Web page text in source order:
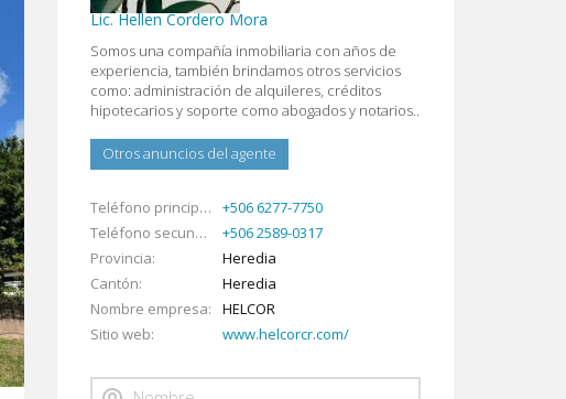
Lic. Hellen Cordero Mora
Somos una compañía inmobiliaria con años de
experiencia, también brindamos otros servicios
como: administración de alquileres, créditos
hipotecarios y soporte como abogados y notarios..
Otros anuncios del agente
Teléfono principal
+506 6277-7750
Teléfono secundario
+506 2589-0317
Provincia
Heredia
Cantón
Heredia
Nombre empresa
HELCOR
Sitio web
www.helcorcr.com/